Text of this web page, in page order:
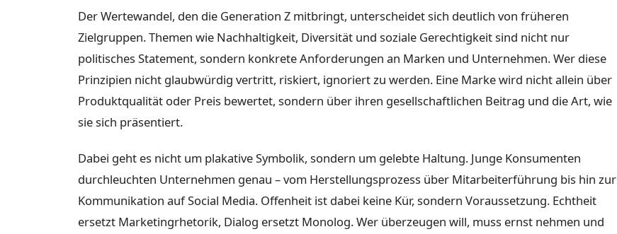
Der Wertewandel, den die Generation Z mitbringt, unterscheidet sich deutlich von früheren
Zielgruppen. Themen wie Nachhaltigkeit, Diversität und soziale Gerechtigkeit sind nicht nur
politisches Statement, sondern konkrete Anforderungen an Marken und Unternehmen. Wer diese
Prinzipien nicht glaubwürdig vertritt, riskiert, ignoriert zu werden. Eine Marke wird nicht allein über
Produktqualität oder Preis bewertet, sondern über ihren gesellschaftlichen Beitrag und die Art, wie
sie sich präsentiert.
Dabei geht es nicht um plakative Symbolik, sondern um gelebte Haltung. Junge Konsumenten
durchleuchten Unternehmen genau – vom Herstellungsprozess über Mitarbeiterführung bis hin zur
Kommunikation auf Social Media. Offenheit ist dabei keine Kür, sondern Voraussetzung. Echtheit
ersetzt Marketingrhetorik, Dialog ersetzt Monolog. Wer überzeugen will, muss ernst nehmen und